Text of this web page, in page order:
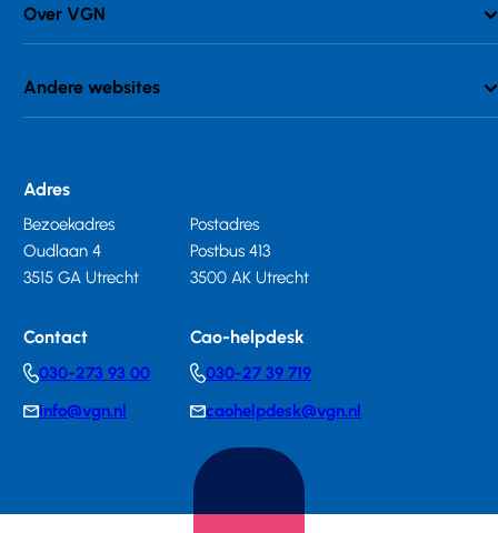
Over VGN
Andere websites
Adres
Bezoekadres
Oudlaan 4
3515 GA Utrecht
Postadres
Postbus 413
3500 AK Utrecht
Contact
Telephonenumber
030-273 93 00
E-info@vgn.nl
Cao-helpdesk
Telephonenumber
030-27 39 719
E-caohelpdesk@vgn.nl